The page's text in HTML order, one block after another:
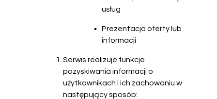
usług
Prezentacja oferty lub
informacji
Serwis realizuje funkcje
pozyskiwania informacji o
użytkownikach i ich zachowaniu w
następujący sposób: